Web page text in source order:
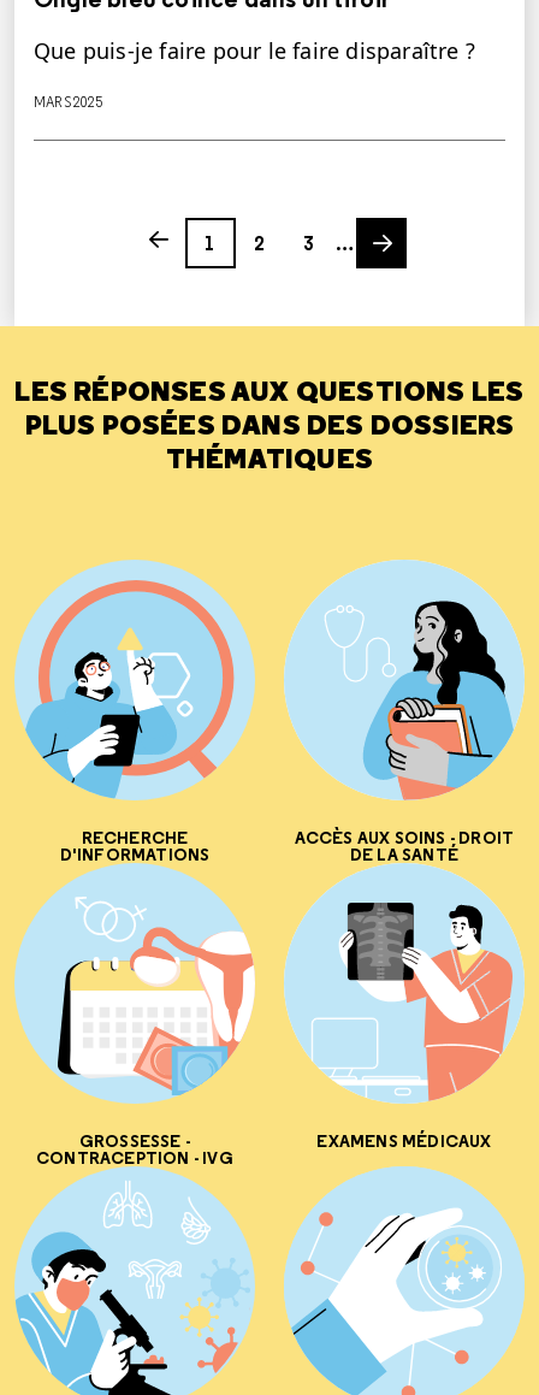
Que puis-je faire pour le faire disparaître ?
MARS 2025
Previous page
Page
1
Page
2
3
…
Next page
LES RÉPONSES AUX QUESTIONS LES
PLUS POSÉES DANS DES DOSSIERS
THÉMATIQUES
RECHERCHE
D'INFORMATIONS
ACCÈS AUX SOINS - DROIT
DE LA SANTÉ
GROSSESSE -
CONTRACEPTION - IVG
EXAMENS MÉDICAUX